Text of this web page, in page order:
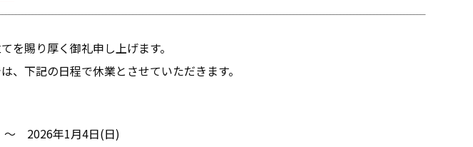
を賜り厚く御礼申し上げます。
、下記の日程で休業とさせていただきます。
2026年1月4日(日)